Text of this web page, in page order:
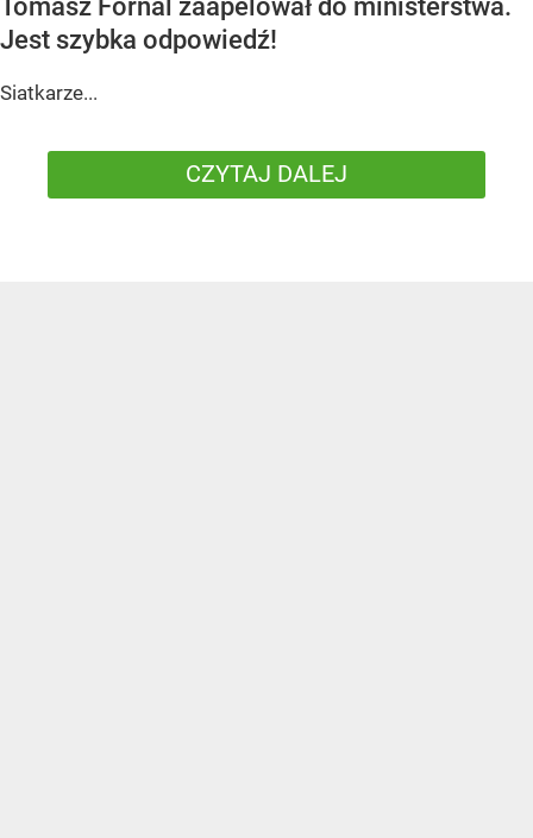
Tomasz Fornal zaapelował do ministerstwa.
Jest szybka odpowiedź!
Siatkarze...
CZYTAJ DALEJ